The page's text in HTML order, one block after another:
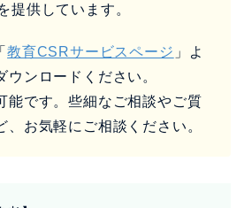
提供しています。
教育CSRサービスページ 」よ
ウンロードください。
能です。些細なご相談やご質
、お気軽にご相談ください。